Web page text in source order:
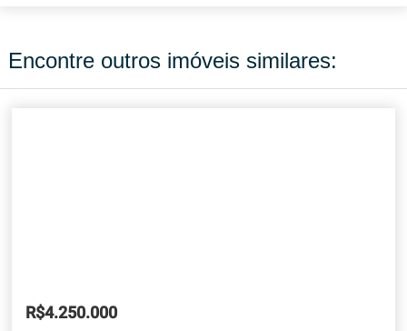
Encontre outros imóveis similares:
R$4.250.000